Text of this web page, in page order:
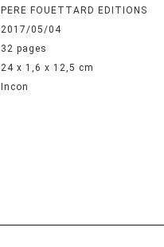
PERE FOUETTARD EDITIONS
2017/05/04
32 pages
24 x 1,6 x 12,5 cm
Incon